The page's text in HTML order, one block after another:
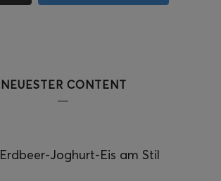
NEUESTER CONTENT
Erdbeer-Joghurt-Eis am Stil